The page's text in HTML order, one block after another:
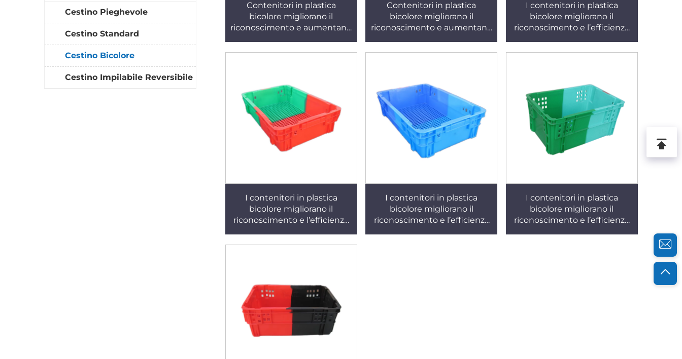
Cestino Pieghevole
Cestino Standard
Cestino Bicolore
Cestino Impilabile Reversibile
Contenitori in plastica
bicolore migliorano il
riconoscimento e aumentano
Contenitori in plastica
bicolore migliorano il
riconoscimento e aumentano
I contenitori in plastica
bicolore migliorano il
riconoscimento e l’efficienza
I contenitori in plastica
bicolore migliorano il
riconoscimento e l’efficienza
I contenitori in plastica
bicolore migliorano il
riconoscimento e l’efficienza
I contenitori in plastica
bicolore migliorano il
riconoscimento e l’efficienza